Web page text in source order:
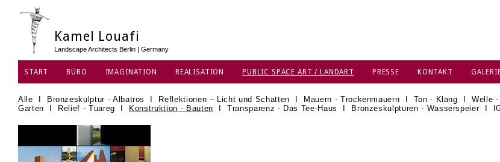
Kamel Louafi
Landscape Architects Berlin | Germany
START BÜRO IMAGINATION REALISATION PUBLIC SPACE ART / LANDART PRESSE KONTAKT
Alle Bronzeskulptur - Albatros Reflektionen – Licht und Schatten Mauern - Trockenmauern Ton - Klang IWelle
Garten
Relief - Tuareg Konstruktion - Bauten ITransparenz - Das Tee-Haus Bronzeskulpturen - WasserspeierI